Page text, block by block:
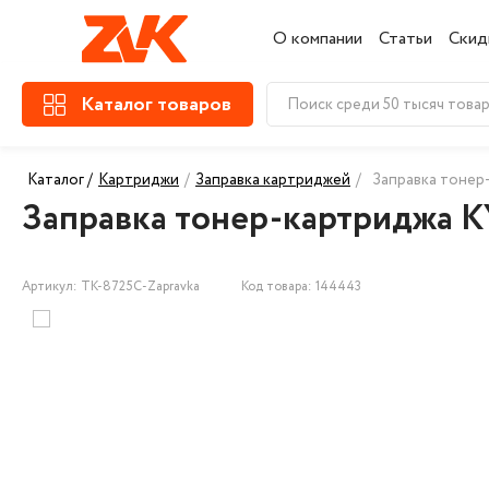
О компании Статьи
Каталог товаров
Каталог / Картриджи / Заправка картриджей / Заправка
Заправка тонер-картриджа
Артикул: TK-8725C-Zapravka Код товара: 144443